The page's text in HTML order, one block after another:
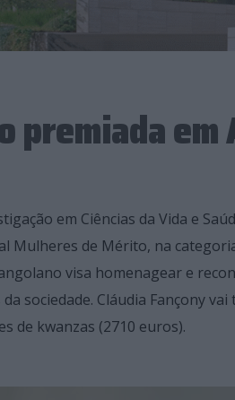
premiada em
em Ciências da Vida e
Mulheres de Mérito, na
visa homenagear e
sociedade. Cláudia Fançony
de kwanzas (2710 euros).